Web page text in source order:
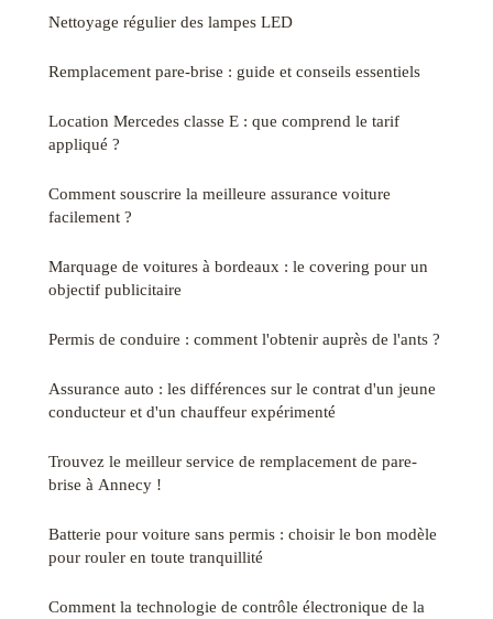
Nettoyage régulier des lampes LED
Remplacement pare-brise : guide et conseils essentiels
Location Mercedes classe E : que comprend le tarif
appliqué ?
Comment souscrire la meilleure assurance voiture
facilement ?
Marquage de voitures à bordeaux : le covering pour un
objectif publicitaire
Permis de conduire : comment l'obtenir auprès de l'ants ?
Assurance auto : les différences sur le contrat d'un jeune
conducteur et d'un chauffeur expérimenté
Trouvez le meilleur service de remplacement de pare-
brise à Annecy !
Batterie pour voiture sans permis : choisir le bon modèle
pour rouler en toute tranquillité
Comment la technologie de contrôle électronique de la